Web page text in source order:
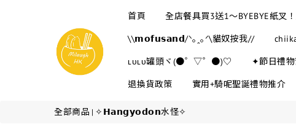
首頁 全店餐具買3送1～BYEBYE紙叉
\\𝗺𝗼𝗳𝘂𝘀𝗮𝗻𝗱/ᐠ｡ꞈ｡ᐟ\貓奴按我//
ʟᴜʟᴜ罐頭ヾ(●゜▽゜●)♡ ✦節日禮
退換貨政策 實用+騎呢聖誕禮物推介
全部商品 | ✧𝗛𝗮𝗻𝗴𝘆𝗼𝗱𝗼𝗻水怪✧